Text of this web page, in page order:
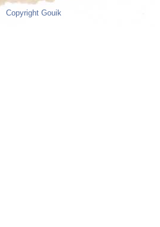
Copyright Gouik